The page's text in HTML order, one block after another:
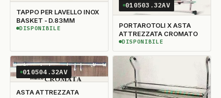
TAPPO PER LAVELLO INOX
BASKET - D.83MM
DISPONIBILE
DISPONIBILE
010503.32AV
PORTAROTOLI X ASTA
ATTREZZATA CROMATO
DISPONIBILE
DISPONIBILE
010504.32AV
ASTA ATTREZZATA